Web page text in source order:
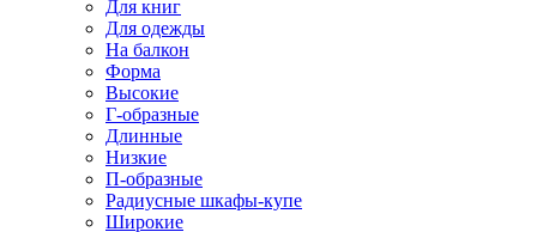
Для книг
Для одежды
На балкон
Форма
Высокие
Г-образные
Длинные
Низкие
П-образные
Радиусные шкафы-купе
Широкие